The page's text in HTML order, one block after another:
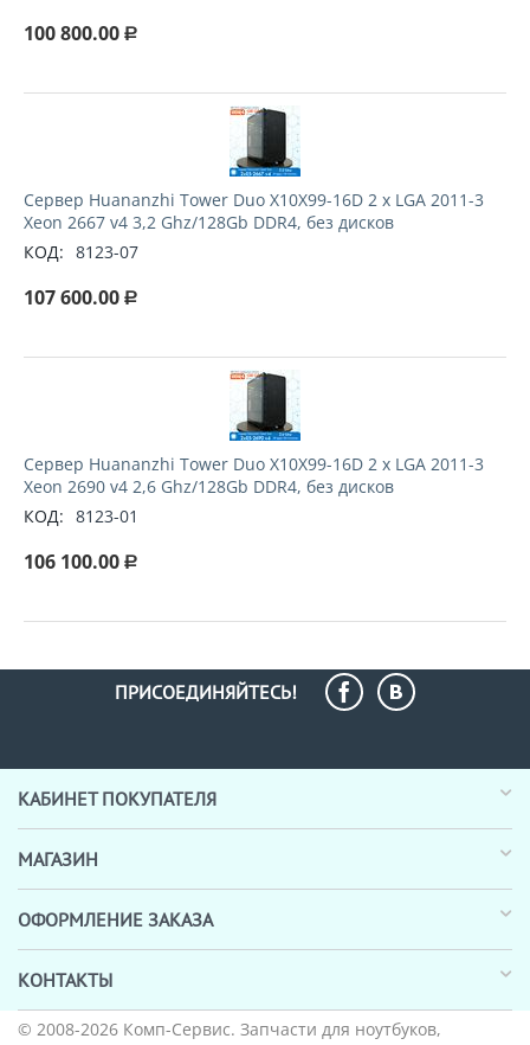
100 800.00 Р
Сервер Huananzhi Tower Duo X10X99-16D 2 x LGA 2011-3
Xeon 2667 v4 3,2 Ghz/128Gb DDR4, без дисков
КОД: 8123-07
107 600.00 Р
Сервер Huananzhi Tower Duo X10X99-16D 2 x LGA 2011-3
Xeon 2690 v4 2,6 Ghz/128Gb DDR4, без дисков
КОД: 8123-01
106 100.00 Р
ПРИСОЕДИНЯЙТЕСЬ!
КАБИНЕТ ПОКУПАТЕЛЯ
МАГАЗИН
ОФОРМЛЕНИЕ ЗАКАЗА
КОНТАКТЫ
© 2008-2026 Комп-Сервис. Запчасти для ноутбуков,